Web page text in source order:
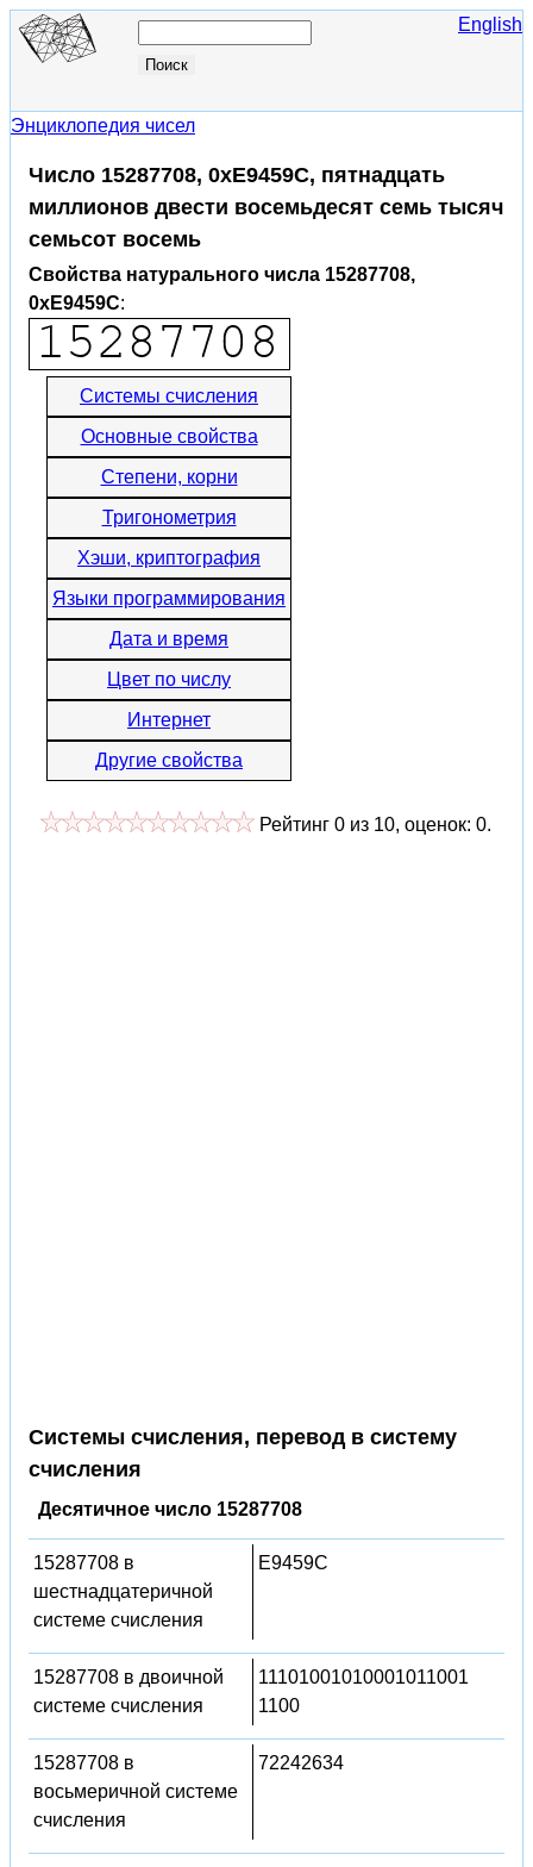
English
Энциклопедия чисел
Число 15287708, 0xE9459C, пятнадцать
миллионов двести восемьдесят семь тысяч
семьсот восемь
Свойства натурального числа 15287708,
0xE9459C:
Системы счисления
Основные свойства
Степени, корни
Тригонометрия
Хэши, криптография
Языки программирования
Дата и время
Цвет по числу
Интернет
Другие свойства
Рейтинг 0 из 10, оценок: 0.
Системы счисления, перевод в систему
счисления
Десятичное число 15287708
15287708 в
шестнадцатеричной
системе счисления
E9459C
15287708 в двоичной
системе счисления
11101001010001011001
1100
15287708 в
восьмеричной системе
счисления
72242634